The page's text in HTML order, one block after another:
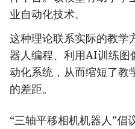
业自动化技术。
这种理论联系实际的教学
器人编程、利用AI训练图
动化系统，从而缩短了教
的差距。
“三轴平移相机机器人”倡